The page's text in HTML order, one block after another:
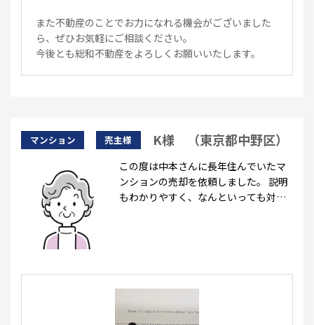
また不動産のことでお力になれる機会がございました
ら、ぜひお気軽にご相談ください。
今後とも総和不動産をよろしくお願いいたします。
マンション 売主様 K様 （東京都中野区）
この度は中本さんに長年住んでいたマ
ンションの売却を依頼しました。 説明
もわかりやすく、なんといっても対応